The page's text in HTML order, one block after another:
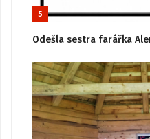
5
Odešla sestra farářka